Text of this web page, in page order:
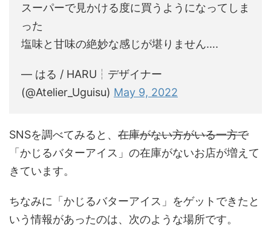
スーパーで見かける度に買うようになってしま
った
塩味と甘味の絶妙な感じが堪りません….
— はる / HARU┆デザイナー
(@Atelier_Uguisu) May 9, 2022
SNSを調べてみると、 在庫がない方がいる一方で
「かじるバターアイス」の在庫がないお店が増えて
きています。
ちなみに「かじるバターアイス」をゲットできたと
いう情報があったのは、次のような場所です。